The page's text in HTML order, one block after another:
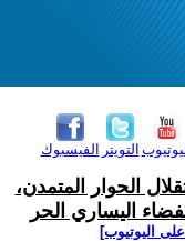
الفيسبوك التويتر
الحوار المتمدن،
اليساري الحر
اليوتيوب]